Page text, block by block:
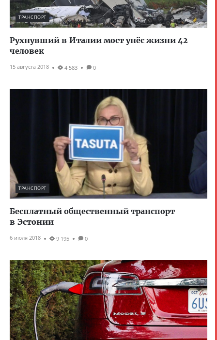
ТРАНСПОРТ
Рухнувший в Италии мост унёс жизни 42
человек
15 августа 2018 4 583 0
ТРАНСПОРТ
Бесплатный общественный транспорт
в Эстонии
6 июля 2018 9 195 0